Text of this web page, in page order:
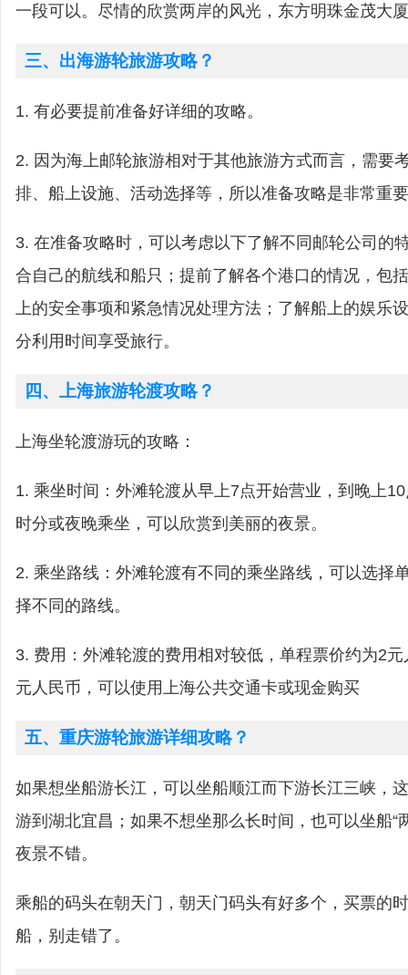
一段可以。尽情的欣赏两岸的风光，东方明珠金茂大
三、出海游轮旅游攻略？
1. 有必要提前准备好详细的攻略。
2. 因为海上邮轮旅游相对于其他旅游方式而言，需要
排、船上设施、活动选择等，所以准备攻略是非常重
3. 在准备攻略时，可以考虑以下了解不同邮轮公司的
合自己的航线和船只；提前了解各个港口的情况，包
上的安全事项和紧急情况处理方法；了解船上的娱乐
分利用时间享受旅行。
四、上海旅游轮渡攻略？
上海坐轮渡游玩的攻略：
1. 乘坐时间：外滩轮渡从早上7点开始营业，到晚上
时分或夜晚乘坐，可以欣赏到美丽的夜景。
2. 乘坐路线：外滩轮渡有不同的乘坐路线，可以选择
择不同的路线。
3. 费用：外滩轮渡的费用相对较低，单程票价约为2
元人民币，可以使用上海公共交通卡或现金购买
五、重庆游轮旅游详细攻略？
如果想坐船游长江，可以坐船顺江而下游长江三峡，
游到湖北宜昌；如果不想坐那么长时间，也可以坐船“
夜景不错。
乘船的码头在朝天门，朝天门码头有好多个，买票的
船，别走错了。